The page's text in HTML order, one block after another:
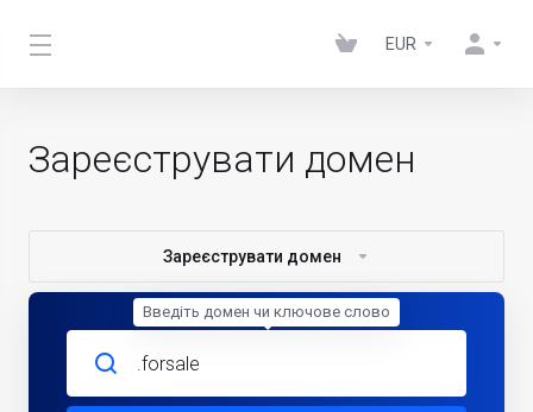
EUR
Зареєструвати домен
Зареєструвати домен
Введіть домен чи ключове слово